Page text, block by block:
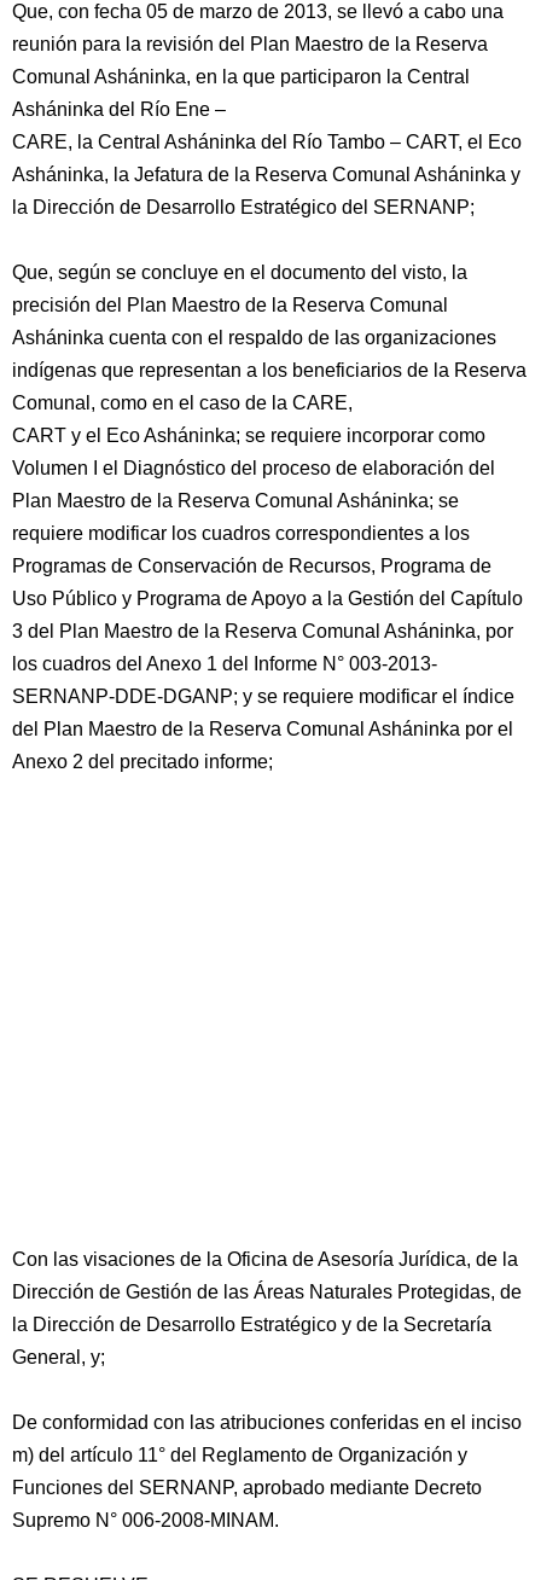
Que, con fecha 05 de marzo de 2013, se llevó a cabo una
reunión para la revisión del Plan Maestro de la Reserva
Comunal Asháninka, en la que participaron la Central
Asháninka del Río Ene –
CARE, la Central Asháninka del Río Tambo – CART, el Eco
Asháninka, la Jefatura de la Reserva Comunal Asháninka y
la Dirección de Desarrollo Estratégico del SERNANP;
Que, según se concluye en el documento del visto, la
precisión del Plan Maestro de la Reserva Comunal
Asháninka cuenta con el respaldo de las organizaciones
indígenas que representan a los beneficiarios de la Reserva
Comunal, como en el caso de la CARE,
CART y el Eco Asháninka; se requiere incorporar como
Volumen I el Diagnóstico del proceso de elaboración del
Plan Maestro de la Reserva Comunal Asháninka; se
requiere modificar los cuadros correspondientes a los
Programas de Conservación de Recursos, Programa de
Uso Público y Programa de Apoyo a la Gestión del Capítulo
3 del Plan Maestro de la Reserva Comunal Asháninka, por
los cuadros del Anexo 1 del Informe N° 003-2013-
SERNANP-DDE-DGANP; y se requiere modificar el índice
del Plan Maestro de la Reserva Comunal Asháninka por el
Anexo 2 del precitado informe;
Con las visaciones de la Oficina de Asesoría Jurídica, de la
Dirección de Gestión de las Áreas Naturales Protegidas, de
la Dirección de Desarrollo Estratégico y de la Secretaría
General, y;
De conformidad con las atribuciones conferidas en el inciso
m) del artículo 11° del Reglamento de Organización y
Funciones del SERNANP, aprobado mediante Decreto
Supremo N° 006-2008-MINAM.